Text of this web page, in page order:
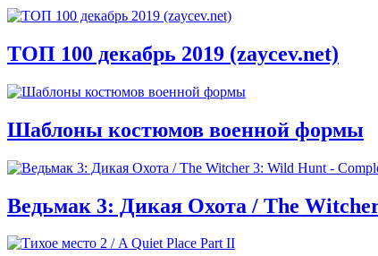
ТОП 100 декабрь 2019 (zaycev.net)
Шаблоны костюмов военной формы
Ведьмак 3: Дикая Охота / The